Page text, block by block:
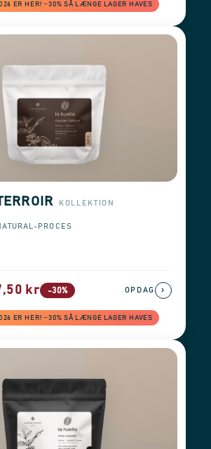
ER HER! −30% SÅ LÆNGE LAGER HAVES
KOLLEKTION
PROCES
kr -30%
ER HER! −30% SÅ LÆNGE LAGER HAVES
OPDAG ›